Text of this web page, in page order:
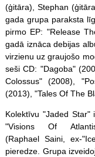
(ģitāra), Stephan
gada grupa paraksta
pirmo EP: "Release
gadā iznāca debijas
virzienu uz graujošo
seši CD: "Dagoba"
Colossus" (2008),
(2013), "Tales Of The
Kolektīvu "Jaded Star"
"Visions Of
(Raphael Saini, ex-
pieredze. Grupa